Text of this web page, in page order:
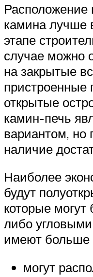
Расположение
камина лучше
этапе
случае можно
на закрытые
пристроенные
открытые
камин-печь
вариантом, но
наличие
Наиболее
будут
которые
либо
имеют больше
могут